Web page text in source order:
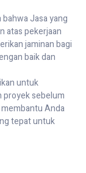
Jasa yang
atas pekerjaan
jaminan bagi
baik dan
untuk
proyek sebelum
Anda
tepat untuk